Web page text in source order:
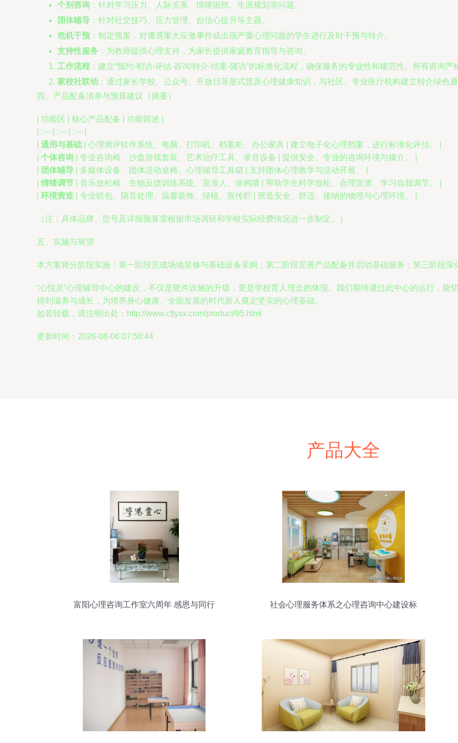
个别咨询 ：针对学习压力、人际关系、情绪困扰、生涯规划等问题。
团体辅导 ：针对社交技巧、压力管理、自信心提升等主题。
危机干预 ：制定预案，对遭遇重大应激事件或出现严重心理问题的学生进行及时干预与转介。
支持性服务 ：为教师提供心理支持，为家长提供家庭教育指导与咨询。
工作流程 ：建立“预约-初访-评估-咨询/转介-结案-随访”的标准化流程，确保服务的专业性和规范性。所有咨询
家校社联动 ：通过家长学校、公众号、开放日等形式普及心理健康知识，与社区、专业医疗机构建立转介绿色
四、产品配备清单与预算建议（摘要）
| 功能区 | 核心产品配备 | 功能简述 |
| :--- | :--- | :--- |
通用与基础 | 心理测评软件系统、电脑、打印机、档案柜、办公家具 | 建立电子化心理档案，进行标准化评估。 |
个体咨询 | 专业咨询椅、沙盘游戏套装、艺术治疗工具、录音设备 | 提供安全、专业的咨询环境与媒介。 |
团体辅导 | 多媒体设备、团体活动桌椅、心理辅导工具箱 | 支持团体心理教学与活动开展。 |
|情绪调节 | 音乐放松椅、生物反馈训练系统、宣泄人、涂鸦墙 | 帮助学生科学放松、合理宣泄、学习自我调节。 |
环境营造 | 专业软包、隔音处理、温馨装饰、绿植、宣传栏 | 营造安全、舒适、接纳的物理与心理环境。 |
（注：具体品牌、型号及详细预算需根据市场调研和学校实际经费情况进一步制定。）
五、实施与展望
本方案将分阶段实施：第一阶段完成场地装修与基础设备采购；第二阶段完善产品配备并启动基础服务；第三阶段
“心悦灵”心理辅导中心的建设，不仅是硬件设施的升级，更是学校育人理念的体现。我们期待通过此中心的运行，
得到滋养与成长，为培养身心健康、全面发展的时代新人奠定坚实的心理基础。
如若转载，请注明出处：http://www.cfjyxx.com/product/95.html
更新时间：2026-08-06 07:58:44
产品大全
富阳心理咨询工作室六周年 感恩与同行
社会心理服务体系之心理咨询中心建设标